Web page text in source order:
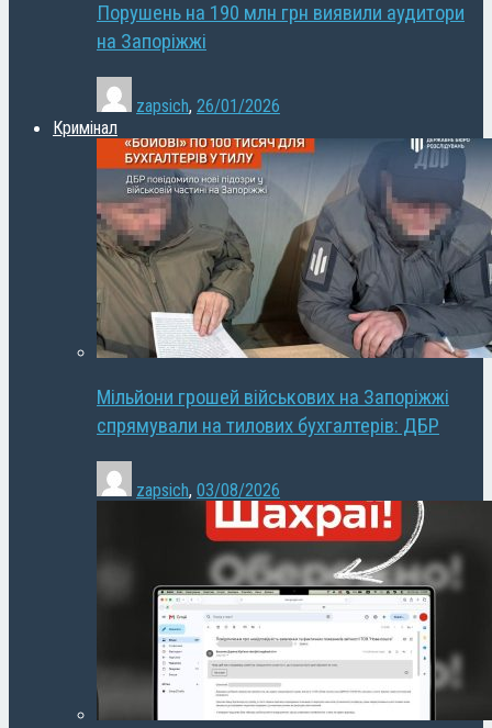
Порушень на 190 млн грн виявили аудитори
на Запоріжжі
zapsich, 26/01/2026
Кримінал
Мільйони грошей військових на Запоріжжі
спрямували на тилових бухгалтерів: ДБР
zapsich, 03/08/2026